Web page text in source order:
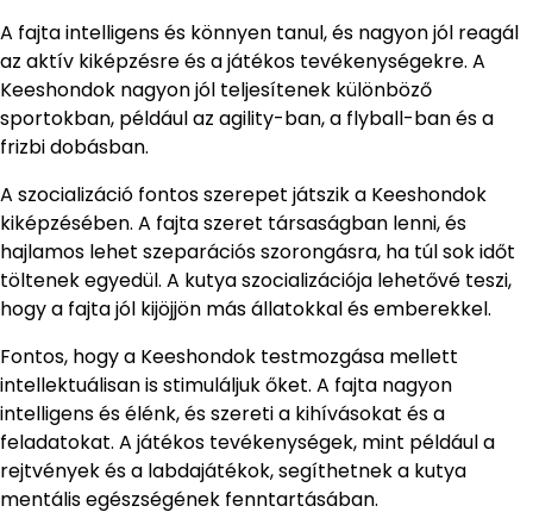
A fajta intelligens és könnyen tanul, és nagyon jól reagál
az aktív kiképzésre és a játékos tevékenységekre. A
Keeshondok nagyon jól teljesítenek különböző
sportokban, például az agility-ban, a flyball-ban és a
frizbi dobásban.
A szocializáció fontos szerepet játszik a Keeshondok
kiképzésében. A fajta szeret társaságban lenni, és
hajlamos lehet szeparációs szorongásra, ha túl sok időt
töltenek egyedül. A kutya szocializációja lehetővé teszi,
hogy a fajta jól kijöjjön más állatokkal és emberekkel.
Fontos, hogy a Keeshondok testmozgása mellett
intellektuálisan is stimuláljuk őket. A fajta nagyon
intelligens és élénk, és szereti a kihívásokat és a
feladatokat. A játékos tevékenységek, mint például a
rejtvények és a labdajátékok, segíthetnek a kutya
mentális egészségének fenntartásában.